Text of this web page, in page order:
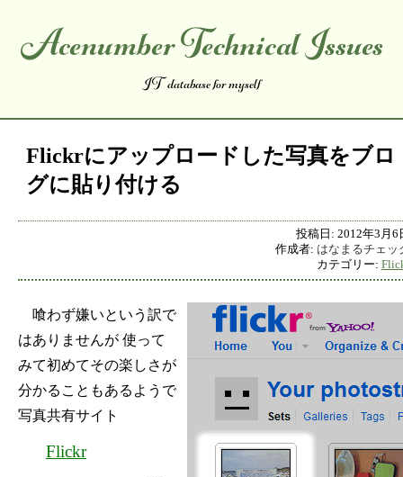
Acenumber Technical Issues
IT database for myself
Flickrにアップロードした写真をブロ
グに貼り付ける
投稿日: 2012年3月6
作成者: はなまるチェッ
カテゴリー:
喰わず嫌いという訳で
はありませんが 使って
みて初めてその楽しさが
分かることもあるようで
写真共有サイト
Flickr